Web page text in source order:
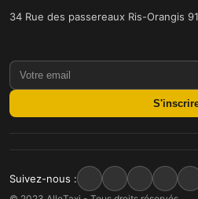
34 Rue des passereaux Ris-Orangis
Suivez-nous :